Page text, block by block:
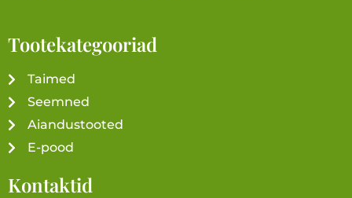
Tootekategooriad
Taimed
Seemned
Aiandustooted
E-pood
Kontaktid